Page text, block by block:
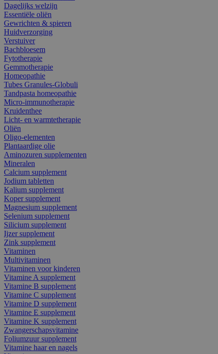
Dagelijks welzijn
Essentiële oliën
Gewrichten & spieren
Huidverzorging
Verstuiver
Bachbloesem
Fytotherapie
Gemmotherapie
Homeopathie
Tubes Granules-Globuli
Tandpasta homeopathie
Micro-immunotherapie
Kruidenthee
Licht- en warmtetherapie
Oliën
Oligo-elementen
Plantaardige olie
Aminozuren supplementen
Mineralen
Calcium supplement
Jodium tabletten
Kalium supplement
Koper supplement
Magnesium supplement
Selenium supplement
Silicium supplement
Ijzer supplement
Zink supplement
Vitaminen
Multivitaminen
Vitaminen voor kinderen
Vitamine A supplement
Vitamine B supplement
Vitamine C supplement
Vitamine D supplement
Vitamine E supplement
Vitamine K supplement
Zwangerschapsvitamine
Foliumzuur supplement
Vitamine haar en nagels